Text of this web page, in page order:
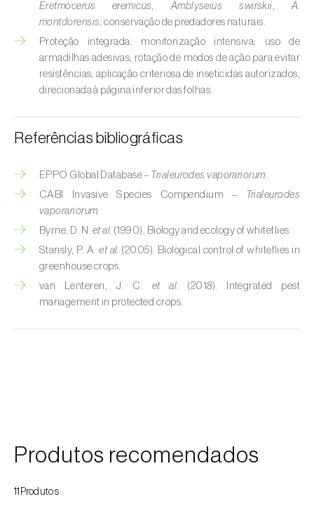
Broca-pequena-do-tomateiro
Neoleucinodes elegantalis)
Broca-vermelha (Cossus cossus)
Burgo-da-azinheira (Tortrix viridana
spumarius)
Cigarrinhas ( Jacobiasca lybica, Scaphoideus
Cobrilha-da-cortiça (
Cochonilha-algodão-da-vinha (Planococcus
ficus)
Cochonilha-da-amoreira (
Pseudaulacaspis
(= Diaspidiotus) perniciosus )
Cochonilha-dos-citrinos (
Eretmocerus eremicus,Amblyseius swirskii,A.
montdorensis; conservação de predadores naturais.
Proteção integrada: monitorização intensiva; uso de
armadilhas adesivas; rotação de modos de ação para evitar
resistências; aplicação criteriosa de inseticidas autorizados,
direcionada à página inferior das folhas.
Referências bibliográficas
EPPO Global Database – Trialeurodes vaporariorum
CABI Invasive Species Compendium –
Trialeurodes
vaporariorum
Byrne, D. N. et al. (1990). Biology and ecology of whiteflies.
Stansly, P. A.et al. (2005). Biological control of whiteflies in
greenhouse crops.
van Lenteren, J. C. et al.
(2018). Integrated pest
management in protected crops.
Produtos recomendados
11Produtos